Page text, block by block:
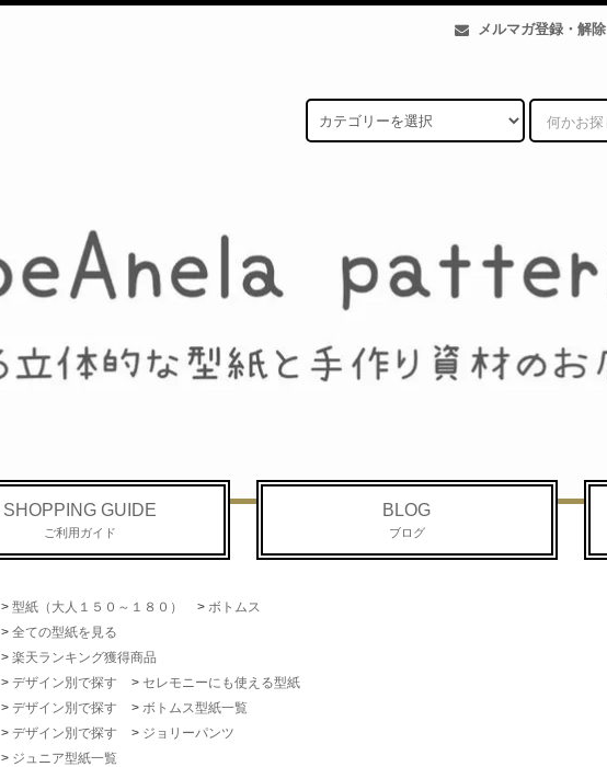
メルマガ登録・解除
SHOPPING GUIDE
ご利用ガイド
BLOG
ブログ
> 型紙（大人１５０～１８０） > ボトムス
> 全ての型紙を見る
> 楽天ランキング獲得商品
> デザイン別で探す > セレモニーにも使える型紙
> デザイン別で探す > ボトムス型紙一覧
> デザイン別で探す > ジョリーパンツ
> ジュニア型紙一覧